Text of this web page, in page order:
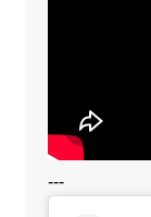
---